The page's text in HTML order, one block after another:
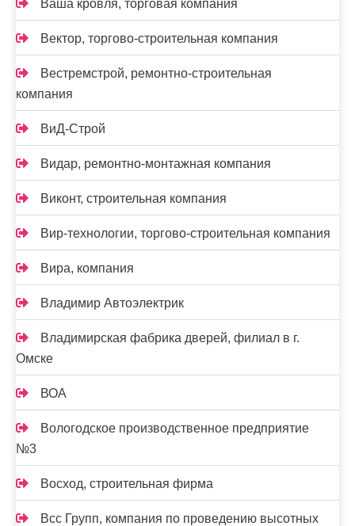
Ваша кровля, торговая компания
Вектор, торгово-строительная компания
Вестремстрой, ремонтно-строительная
компания
ВиД-Строй
Видар, ремонтно-монтажная компания
Виконт, строительная компания
Вир-технологии, торгово-строительная компания
Вира, компания
Владимир Автоэлектрик
Владимирская фабрика дверей, филиал в г.
Омске
ВОА
Вологодское производственное предприятие
№3
Восход, строительная фирма
Всс Групп, компания по проведению высотных